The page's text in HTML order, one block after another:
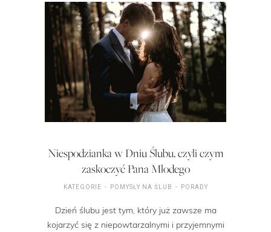
Niespodzianka w Dniu Ślubu, czyli czym
zaskoczyć Pana Młodego
KATEGORIE POMYSŁY NA ŚLUB PORADY
Dzień ślubu jest tym, który już zawsze ma
kojarzyć się z niepowtarzalnymi i przyjemnymi